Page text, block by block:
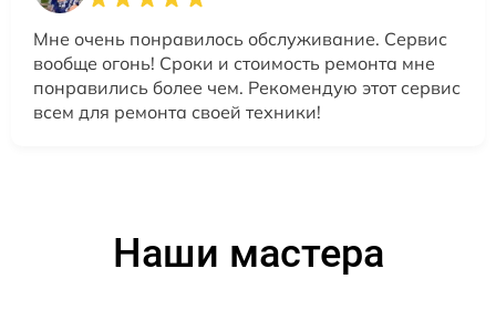
Мне очень понравилось обслуживание. Сервис
вообще огонь! Сроки и стоимость ремонта мне
понравились более чем. Рекомендую этот сервис
всем для ремонта своей техники!
Наши мастера